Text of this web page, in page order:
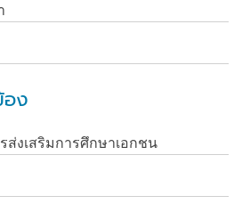
ง
งเสริมการศึกษาเอกชน